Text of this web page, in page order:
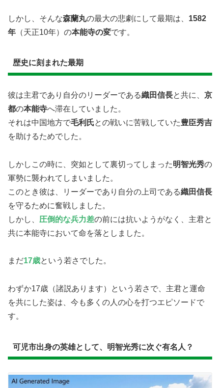
しかし、そんな​森蘭丸の最大の悲劇にして最期は、 1582
年 （天正10年）の本能寺の変です。
​歴史に刻まれた最期
彼は主君であり自分のリーダーである織田信長と共に、 京
都の本能寺へ滞在していました。
それは中国地方で毛利氏との戦いに苦戦していた豊臣秀吉
を助けるためでした。
しかしこの時に、突如として裏切ってしまった明智光秀の
軍勢に襲われてしまいました。
このとき​彼は、リーダーであり自分の上司である織田信長
を守るために奮戦しました。
しかし、 圧倒的な兵力差の前には抗いようがなく、主君と
共に本能寺において命を落としました。
まだ17歳という若さでした。
わずか17歳（諸説あります）という若さで、主君と運命
を共にした姿は、今も多くの人の心を打つエピソードで
す。
可児市出身の英雄として、明智光秀に次ぐ有名人？